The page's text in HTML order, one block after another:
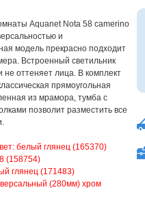
Aquanet Nota 58 camerino
и
модель прекрасно подходит
Встроенный светильник
не оттеняет лица. В комплект
прямоугольная
из мрамора, тумба с
позволит разместить все
белый глянец (165370)
(158754)
глянец (171483)
(280мм) хром